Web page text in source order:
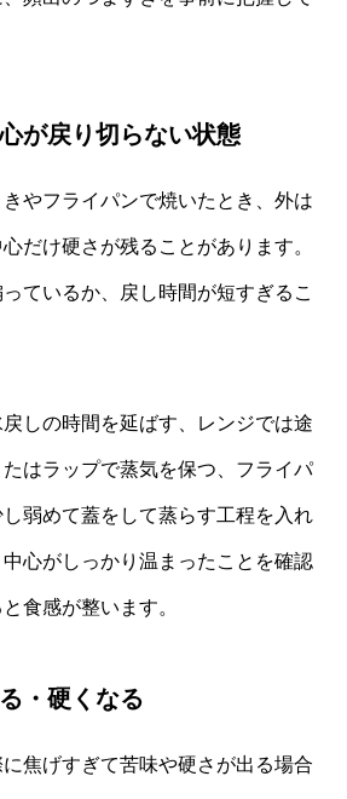
が戻り切らない状態
やフライパンで焼いたとき、外は
だけ硬さが残ることがあります。
ているか、戻し時間が短すぎるこ
しの時間を延ばす、レンジでは途
はラップで蒸気を保つ、フライパ
弱めて蓋をして蒸らす工程を入れ
心がしっかり温まったことを確認
食感が整います。
・硬くなる
焦げすぎて苦味や硬さが出る場合